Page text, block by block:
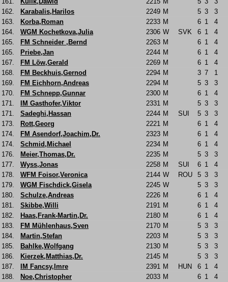
162.
Karabalis,Harilos 2249 M 5 3
3
163.
Korba,Roman 2233 M 6 1
4
164.
WGM Kochetkova,Julia 2306 W SVK 6 1
4
165.
FM Schneider ,Bernd 2263 M 6 1
4
165.
Priebe,Jan 2244 M 6 1
4
167.
FM Löw,Gerald 2269 M 6 1
4
168.
FM Beckhuis,Gernod 2294 M 3 7
1
169.
FM Eichhorn,Andreas 2294 M 5 3
3
170.
FM Schnepp,Gunnar 2300 M 6 1
4
171.
IM Gasthofer,Viktor 2331 M 5 3
3
171.
Sadeghi,Hassan 2244 M SUI 5 3
3
173.
Rott,Georg 2221 M 6 1
4
174.
FM Asendorf,Joachim,Dr. 2323 M 6 1
4
174.
Schmid,Michael 2234 M 6 1
4
176.
Meier,Thomas,Dr. 2235 M 5 3
3
177.
Wyss,Jonas 2258 M SUI 6 1
4
178.
WFM Foisor,Veronica 2144 W ROU 5 3
3
179.
WGM Fischdick,Gisela 2245 W 5 3
3
180.
Schulze,Andreas 2226 M 6 1
4
181.
Skibbe,Willi 2191 M 6 1
4
182.
Haas,Frank-Martin,Dr. 2180 M 6 1
4
183.
FM Mühlenhaus,Sven 2170 M 5 3
3
184.
Martin,Stefan 2203 M 5 3
3
185.
Bahlke,Wolfgang 2130 M 5 3
3
186.
Kierzek,Matthias,Dr. 2145 M 5 3
3
187.
IM Fancsy,Imre 2391 M HUN 6 1
4
188.
Noe,Christopher 2033 M 6 1
4